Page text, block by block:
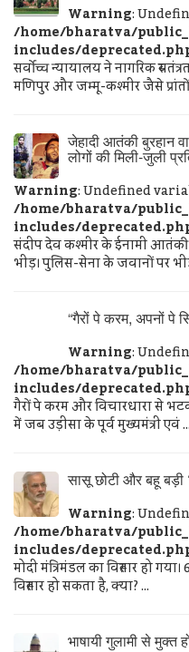
Warning:
/home/bharatva/
includes/
सर्वोच्च न्यायालय ने नागरिक
मणिपुर और जम्मू-कश्मीर जैसे प्रांतों
जेहादी आतंकी बुरहान
लोगों की मिली-जुली
Warning: Undefined
/home/bharatva/
includes/
संदीप देव कश्मीर के ईनामी
भीड़। पुलिस-सेना के जवानों पर
“गैरों पे करम, अपनों पे
Warning:
/home/bharatva/
includes/
गैरों पे करम और विचारधारा से
में जब उड़ीसा के पूर्व मुख्यमंत्री एवं ...
सासू छोटी और बहू बड़ी
Warning:
/home/bharatva/
includes/
मोदी मंत्रिमंडल का विस्तार हो
विस्तार हो सकता है, क्या? ...
भाषायी गुलामी से मुक्त